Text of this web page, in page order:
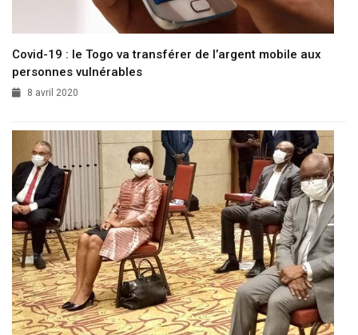
Covid-19 : le Togo va transférer de l’argent mobile aux
personnes vulnérables
8 avril 2020